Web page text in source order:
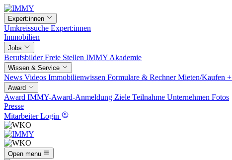
Expert:innen
Umkreissuche Expert:innen
Immobilien
Jobs
BerufsbilderFreie Stellen IMMY Akademie
Wissen & Service
News Videos Immobilienwissen Formulare & RechnerMieten/Kaufen +
Award
Award IMMY-Award-Anmeldung Ziele Teilnahme Unternehmen Fotos
Presse
Mitarbeiter Login
Open menu